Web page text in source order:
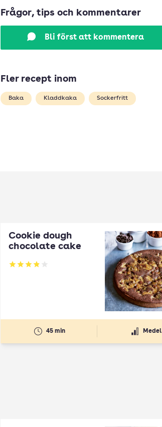
Frågor, tips och kommentarer
Bli först att kommentera
Fler recept inom
Baka Kladdkaka Sockerfritt
Cookie dough
chocolate cake
Betyg: 3.9 av 5
45 min Medel